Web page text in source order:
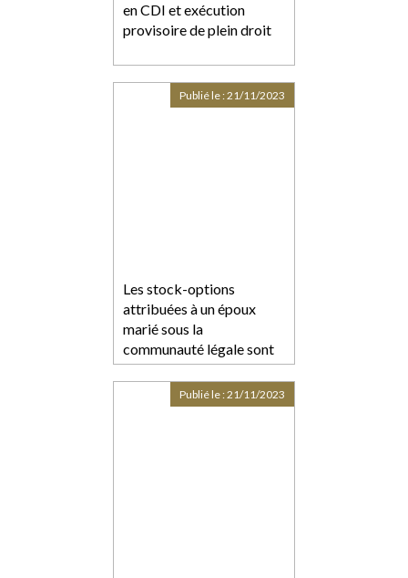
en CDI et exécution
provisoire de plein droit
Les stock-options
attribuées à un époux
marié sous la
communauté légale sont
des biens propres
Publié le :21/11/2023
Publié le :21/11/2023